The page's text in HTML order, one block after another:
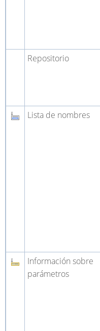
Repositorio
Lista de nombres
Información sobre
parámetros